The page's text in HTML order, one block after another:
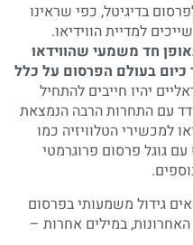
אחוז שיש לפרסום בדיגיטל, כפי שראינו
ש-20% מתוכם שייכים למדיית הווידיאו.
חד משמעי שהווידאו
כיום בעולם הפרסום על כלל
יהיו חייבים להתחיל
עם התחרות הרבה הנמצאת
למכשירי הטלוויזיה כמו
גוגל פרסום פרוגרמטי
גידול משמעותי בפרסום
ב- 81% בשנתיים האחרונות, במילים אחרות –